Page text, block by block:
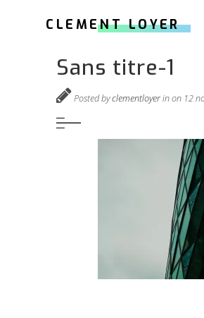
CLEMENT LOYER
Sans titre-1
Posted byclementloyerin on 12